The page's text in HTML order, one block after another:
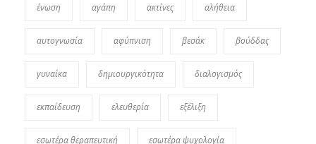
ένωση αγάπη ακτίνες αλήθεια
αυτογνωσία αφύπνιση βεσάκ βούδδας
γυναίκα δημιουργικότητα διαλογισμός
εκπαίδευση ελευθερία εξέλιξη
εσωτέρα θεραπευτική εσωτέρα ψυχολογία